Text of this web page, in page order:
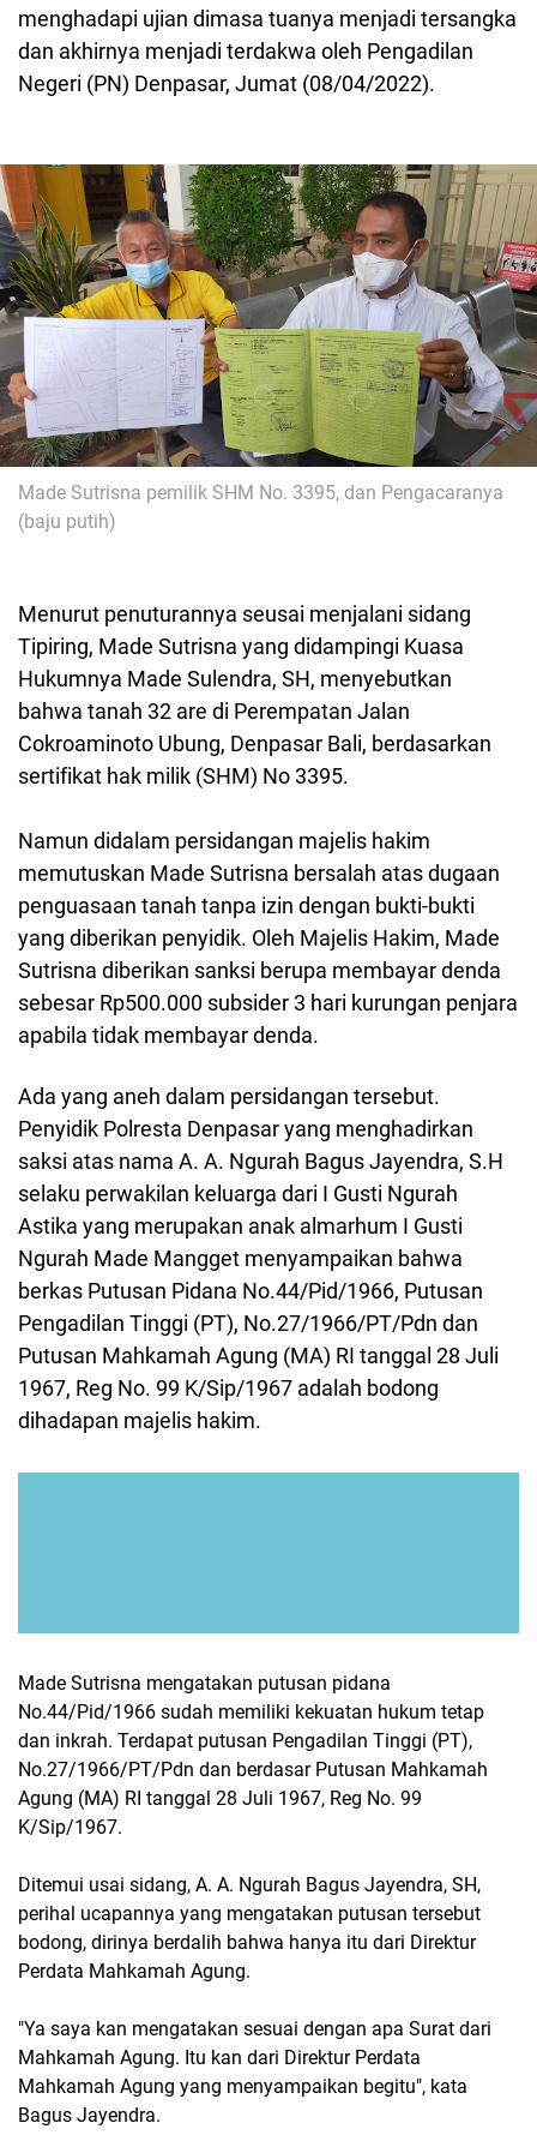
menghadapi ujian dimasa tuanya menjadi tersangka
dan akhirnya menjadi terdakwa oleh Pengadilan
Negeri (PN) Denpasar, Jumat (08/04/2022).
Made Sutrisna pemilik SHM No. 3395, dan Pengacaranya
(baju putih)
Menurut penuturannya seusai menjalani sidang
Tipiring, Made Sutrisna yang didampingi Kuasa
Hukumnya Made Sulendra, SH, menyebutkan
bahwa tanah 32 are di Perempatan Jalan
Cokroaminoto Ubung, Denpasar Bali, berdasarkan
sertifikat hak milik (SHM) No 3395.
Namun didalam persidangan majelis hakim
memutuskan Made Sutrisna bersalah atas dugaan
penguasaan tanah tanpa izin dengan bukti-bukti
yang diberikan penyidik. Oleh Majelis Hakim, Made
Sutrisna diberikan sanksi berupa membayar denda
sebesar Rp500.000 subsider 3 hari kurungan penjara
apabila tidak membayar denda.
Ada yang aneh dalam persidangan tersebut.
Penyidik Polresta Denpasar yang menghadirkan
saksi atas nama A. A. Ngurah Bagus Jayendra, S.H
selaku perwakilan keluarga dari I Gusti Ngurah
Astika yang merupakan anak almarhum I Gusti
Ngurah Made Mangget menyampaikan bahwa
berkas Putusan Pidana No.44/Pid/1966, Putusan
Pengadilan Tinggi (PT), No.27/1966/PT/Pdn dan
Putusan Mahkamah Agung (MA) RI tanggal 28 Juli
1967, Reg No. 99 K/Sip/1967 adalah bodong
dihadapan majelis hakim.
Made Sutrisna mengatakan putusan pidana
No.44/Pid/1966 sudah memiliki kekuatan hukum tetap
dan inkrah. Terdapat putusan Pengadilan Tinggi (PT),
No.27/1966/PT/Pdn dan berdasar Putusan Mahkamah
Agung (MA) RI tanggal 28 Juli 1967, Reg No. 99
K/Sip/1967.
Ditemui usai sidang, A. A. Ngurah Bagus Jayendra, SH,
perihal ucapannya yang mengatakan putusan tersebut
bodong, dirinya berdalih bahwa hanya itu dari Direktur
Perdata Mahkamah Agung.
"Ya saya kan mengatakan sesuai dengan apa Surat dari
Mahkamah Agung. Itu kan dari Direktur Perdata
Mahkamah Agung yang menyampaikan begitu", kata
Bagus Jayendra.